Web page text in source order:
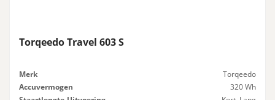
Torqeedo Travel 603 S
Merk
Torqeedo
Accuvermogen
320 Wh